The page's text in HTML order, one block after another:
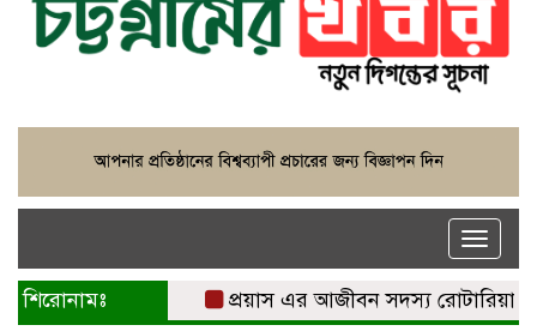
Toggle
শিরোনামঃ প্রয়াস এর আজীবন সদস্য রোটারিয়ান